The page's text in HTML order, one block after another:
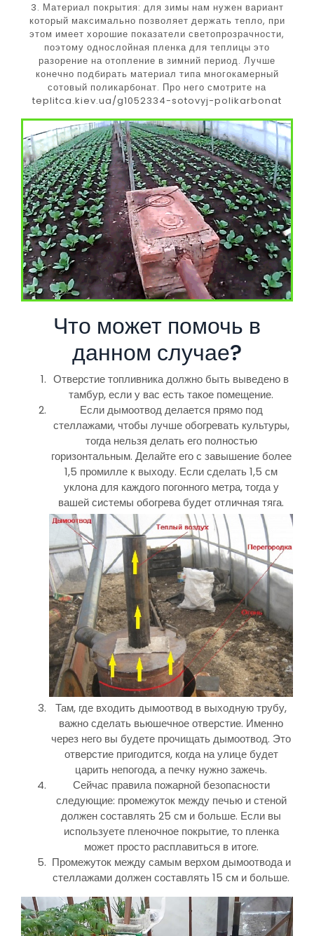
3. Материал покрытия: для зимы нам нужен вариант
который максимально позволяет держать тепло, при
этом имеет хорошие показатели светопрозрачности,
поэтому однослойная пленка для теплицы это
разорение на отопление в зимний период. Лучше
конечно подбирать материал типа многокамерный
сотовый поликарбонат. Про него смотрите на
teplitca.kiev.ua/g1052334-sotovyj-polikarbonat
Что может помочь в
данном случае?
Отверстие топливника должно быть выведено в
тамбур, если у вас есть такое помещение.
Если дымоотвод делается прямо под
стеллажами, чтобы лучше обогревать культуры,
тогда нельзя делать его полностью
горизонтальным. Делайте его с завышение более
1,5 промилле к выходу. Если сделать 1,5 см
уклона для каждого погонного метра, тогда у
вашей системы обогрева будет отличная тяга.
Там, где входить дымоотвод в выходную трубу,
важно сделать вьюшечное отверстие. Именно
через него вы будете прочищать дымоотвод. Это
отверстие пригодится, когда на улице будет
царить непогода, а печку нужно зажечь.
Сейчас правила пожарной безопасности
следующие: промежуток между печью и стеной
должен составлять 25 см и больше. Если вы
используете пленочное покрытие, то пленка
может просто расплавиться в итоге.
Промежуток между самым верхом дымоотвода и
стеллажами должен составлять 15 см и больше.